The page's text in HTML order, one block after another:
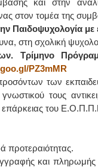
και στην
στον τομέα της
Παιδοψυχολογία
στη σχολική
Τρίμηνο
goo.gl/PZ3mMR
των
τους
επάρκειας του
προτεραιότητας.
και